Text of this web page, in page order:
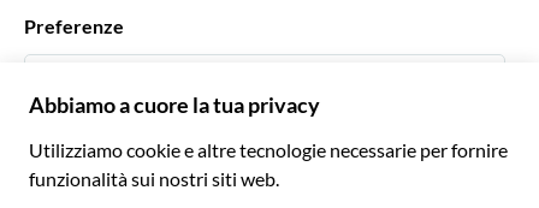
Agenzie viaggi
Diventa un nostro fornitore
Become a Distribution Partner
Preferenze
Italiano
Italiano
Français
€ Euro